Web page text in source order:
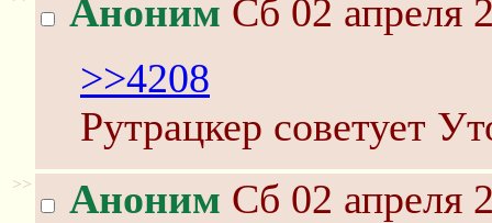
Аноним Сб 02 апреля
>>4208
Рутрацкер советует
>> Аноним Сб 02 апреля